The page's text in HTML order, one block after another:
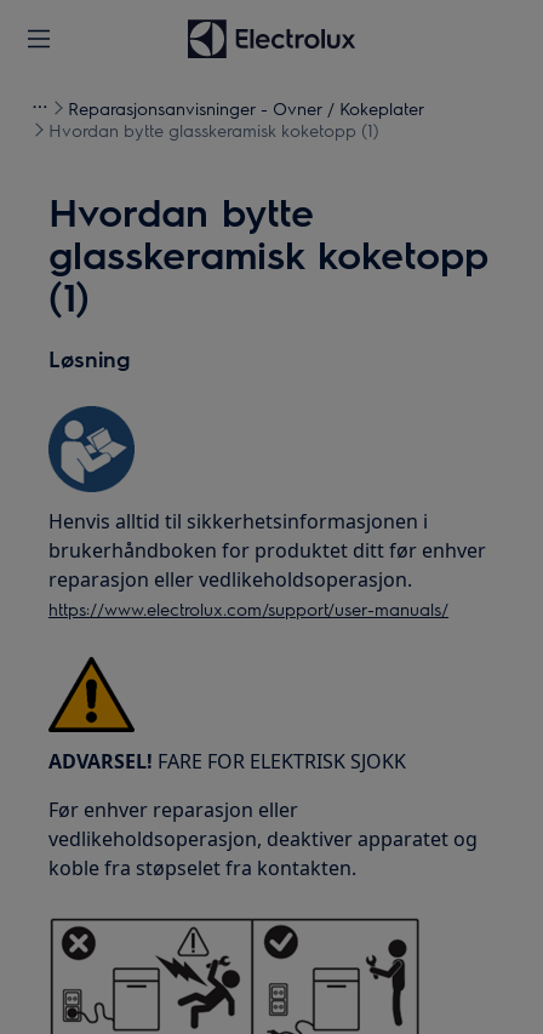
Reparasjonsanvisninger - Ovner / Kokeplater
Hvordan bytte glasskeramisk koketopp (1)
Hvordan bytte
glasskeramisk koketopp
(1)
Løsning
Henvis alltid til sikkerhetsinformasjonen i
brukerhåndboken for produktet ditt før enhver
reparasjon eller vedlikeholdsoperasjon.
https://www.electrolux.com/support/user-manuals/
ADVARSEL! FARE FOR ELEKTRISK SJOKK
Før enhver reparasjon eller
vedlikeholdsoperasjon, deaktiver apparatet og
koble fra støpselet fra kontakten.